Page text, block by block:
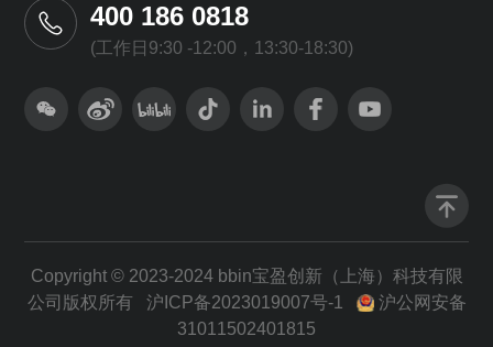
400 186 0818
(工作日9:30 -12:00，13:30-18:30)
Copyright © 2023-2024 bbin宝盈创新（上海）科技有限
公司版权所有 沪ICP备2023019007号-1
沪公网安备
31011502401815